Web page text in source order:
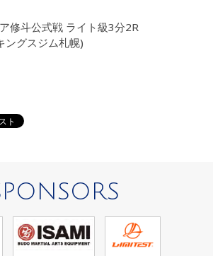
修斗公式戦 ライト級3分2R
ングスジム札幌)